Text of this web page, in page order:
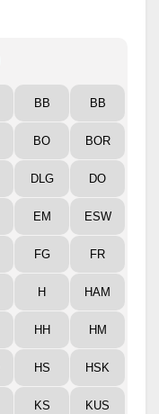
BB BB
BO BOR
DLG DO
EM ESW
FG FR
H HAM
HH HM
HS HSK
KS KUS